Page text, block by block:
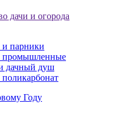
дачи и огорода
парники
промышленные
дачный душ
Году